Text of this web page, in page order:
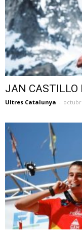
JAN CASTILLO
Ultres Catalunya -